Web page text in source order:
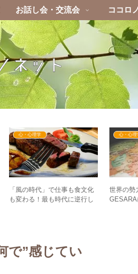
お話し会・交流会 ココロ
心・心理学
「風の時代」で仕事も食文化
も変わる！最も時代に逆行し
心・心理
世界の勢
で”感じてい